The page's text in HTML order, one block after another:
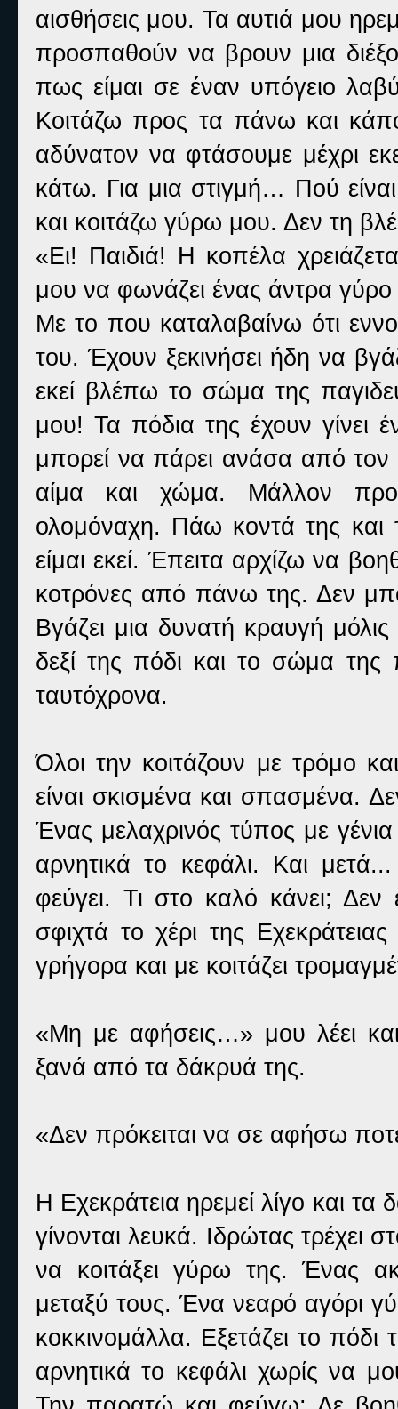
αισθήσεις μου. Τα αυτιά μου
προσπαθούν να βρουν μια
πως είμαι σε έναν υπόγειο
Κοιτάζω προς τα πάνω και
αδύνατον να φτάσουμε μέχρι
κάτω. Για μια στιγμή… Πού
και κοιτάζω γύρω μου. Δεν τη
«Ει! Παιδιά! Η κοπέλα
μου να φωνάζει ένας άντρα γύρο
Με το που καταλαβαίνω ότι
του. Έχουν ξεκινήσει ήδη να
εκεί βλέπω το σώμα της
μου! Τα πόδια της έχουν γίνει
μπορεί να πάρει ανάσα από
αίμα και χώμα. Μάλλον
ολομόναχη. Πάω κοντά της και
είμαι εκεί. Έπειτα αρχίζω να
κοτρόνες από πάνω της. Δεν
Βγάζει μια δυνατή κραυγή
δεξί της πόδι και το σώμα της
ταυτόχρονα.
Όλοι την κοιτάζουν με τρόμο
είναι σκισμένα και σπασμένα.
Ένας μελαχρινός τύπος με γένια
αρνητικά το κεφάλι. Και
φεύγει. Τι στο καλό κάνει;
σφιχτά το χέρι της
γρήγορα και με κοιτάζει
«Μη με αφήσεις…» μου λέει και
ξανά από τα δάκρυά της.
«Δεν πρόκειται να σε αφήσω
Η Εχεκράτεια ηρεμεί λίγο και
γίνονται λευκά. Ιδρώτας τρέχει
να κοιτάξει γύρω της. Ένας
μεταξύ τους. Ένα νεαρό αγόρι
κοκκινομάλλα. Εξετάζει το πόδι
αρνητικά το κεφάλι χωρίς να